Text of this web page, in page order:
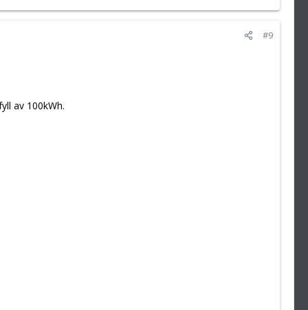
#9
av 100kWh.